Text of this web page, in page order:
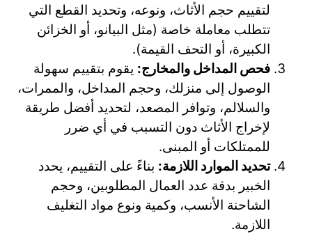
لتقييم حجم الأثاث، ونوعه، وتحديد القطع التي
تتطلب معاملة خاصة (مثل البيانو، أو الخزائن
الكبيرة، أو التحف القيمة).
فحص المداخل والمخارج: يقوم بتقييم سهولة
الوصول إلى منزلك، وحجم المداخل، والممرات،
والسلالم، وتوافر المصعد، لتحديد أفضل طريقة
لإخراج الأثاث دون التسبب في أي ضرر
للممتلكات أو المبنى.
تحديد الموارد اللازمة: بناءً على التقييم، يحدد
الخبير بدقة عدد العمال المطلوبين، وحجم
الشاحنة الأنسب، وكمية ونوع مواد التغليف
اللازمة.